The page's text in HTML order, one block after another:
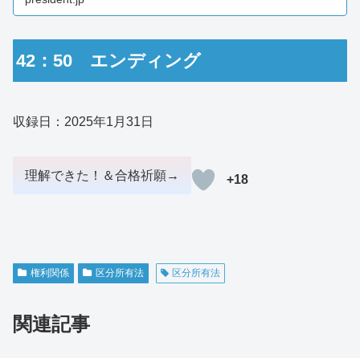
42：50 エンディング
収録日：2025年1月31日
+18
権利関係 区分所有法 区分所有法
関連記事